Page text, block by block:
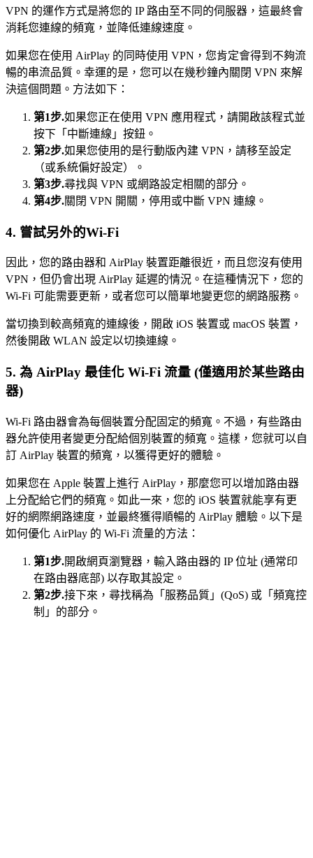
VPN 的運作方式是將您的 IP 路由至不同的伺服器，這最終會
消耗您連線的頻寬，並降低連線速度。
如果您在使用 AirPlay 的同時使用 VPN，您肯定會得到不夠流
暢的串流品質。幸運的是，您可以在幾秒鐘內關閉 VPN 來解
決這個問題。方法如下：
第1步.如果您正在使用 VPN 應用程式，請開啟該程式並
按下「中斷連線」按鈕。
第2步.如果您使用的是行動版內建 VPN，請移至設定
（或系統偏好設定）。
第3步.尋找與 VPN 或網路設定相關的部分。
第4步.關閉 VPN 開關，停用或中斷 VPN 連線。
4. 嘗試另外的Wi-Fi
因此，您的路由器和 AirPlay 裝置距離很近，而且您沒有使用
VPN，但仍會出現 AirPlay 延遲的情況。在這種情況下，您的
Wi-Fi 可能需要更新，或者您可以簡單地變更您的網路服務。
當切換到較高頻寬的連線後，開啟 iOS 裝置或 macOS 裝置，
然後開啟 WLAN 設定以切換連線。
5. 為 AirPlay 最佳化 Wi-Fi 流量 (僅適用於某些路由
器)
Wi-Fi 路由器會為每個裝置分配固定的頻寬。不過，有些路由
器允許使用者變更分配給個別裝置的頻寬。這樣，您就可以自
訂 AirPlay 裝置的頻寬，以獲得更好的體驗。
如果您在 Apple 裝置上進行 AirPlay，那麼您可以增加路由器
上分配給它們的頻寬。如此一來，您的 iOS 裝置就能享有更
好的網際網路速度，並最終獲得順暢的 AirPlay 體驗。以下是
如何優化 AirPlay 的 Wi-Fi 流量的方法：
第1步.開啟網頁瀏覽器，輸入路由器的 IP 位址 (通常印
在路由器底部) 以存取其設定。
第2步.接下來，尋找稱為「服務品質」(QoS) 或「頻寬控
制」的部分。